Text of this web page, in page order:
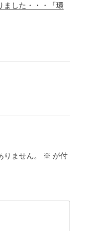
ました・・・「環
ません。 ※ が付